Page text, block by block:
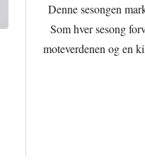
Denne sesongen
Som hver sesong
moteverdenen og en
til fargerike